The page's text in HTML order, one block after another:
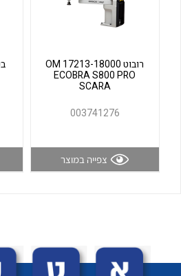
רובוט OM 17213-18000
ECOBRA S800 PRO
SCARA
003741276
צפייה במוצר